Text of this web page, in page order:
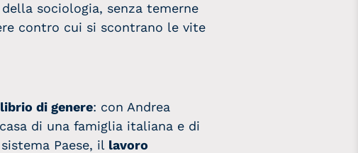
sociologia, senza temerne
contro cui si scontrano le vite
di genere: con Andrea
di una famiglia italiana e di
Paese, il lavoro